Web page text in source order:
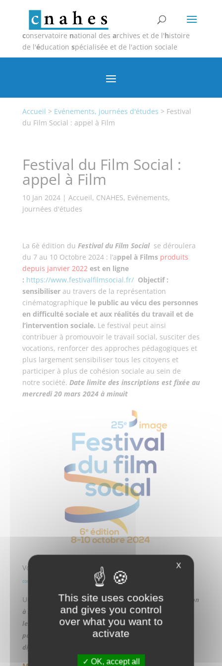
conservatoire national des archives et de l'histoire
de l'éducation spécialisée et de l'action sociale
Accueil > Evénements, journées d'études > Festival
du Film Social : appel à Film
Festival du Film Social :
appel à Film
10 Jan 2024| Accueil, CNAHES, Evénements,
journées d'études
La 6è édition du Festival du Film Social se déroulera
du 7 au 10 Octobre 2024 : l’appel à Films produits
depuis janvier 2022est en ligne
: https://www.festivalfilmsocial.fr/ Objectif :
sensibiliser au travers de la représentation
cinématographique le public au vécu des personnes
en difficulté sociale et aux réalités du travail et de
l’intervention sociale. Le festival peut ainsi
contribuer à promouvoir le travail social, susciter des
vocations, renforcer des approches pédagogiques et
plus largement sensibiliser tous les citoyens et
participer à plus de cohésion sociale au sein de
notre société. Date limite des inscriptions est fixée au
mercredi 20 mars 2024 à minuit
Voir le règlement
https://www.festivalfilmsocial.fr/wp-
content/uploads/2023/12/FFS-2024_Re%CC%80glement-Appel-a%CC%80-films.pdf
Un des prix :Le prixCNAHES_Françoise Tétard
a vocation
à soutenir et récompenser des initiatives originales dans
les domaines de l’enfance, la jeunesse et l’éducation
populaire avec un intérêt particulier archivistique et une
diffusion de l’histoire hors des cercles académiques.
X
This site uses cookies
and gives you control
over what you want to
activate
OK, accept all